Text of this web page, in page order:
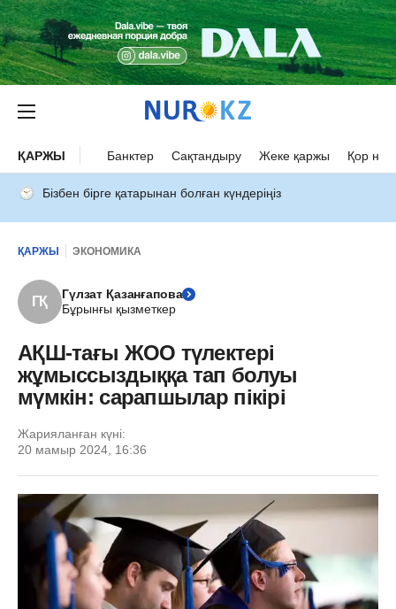
ҚАРЖЫ Банктер Сақтандыру Жеке қаржы Қор
Бізбен бірге қатарынан болған күндеріңіз
ҚАРЖЫ ЭКОНОМИКА
ГҚ
Гүлзат Қазанғапова
Бұрынғы қызметкер
АҚШ-тағы ЖОО түлектері
жұмыссыздыққа тап болуы
мүмкін: сарапшылар пікірі
Жарияланған күні:
20 мамыр 2024, 16:36